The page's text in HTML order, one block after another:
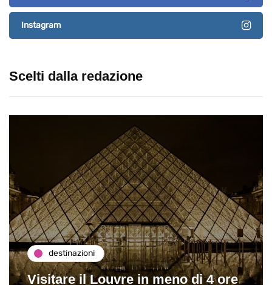
Instagram
Scelti dalla redazione
destinazioni
Visitare il Louvre in meno di 4 ore